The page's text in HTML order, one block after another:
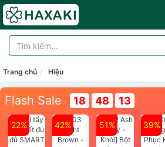
Trang chủ Hiệu
Flash Sale 18 48 12
22% 42% 51% 39%